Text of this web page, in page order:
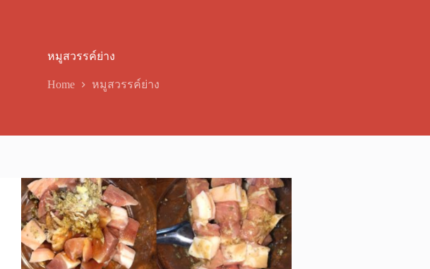
หมูสวรรค์ย่าง
Home หมูสวรรค์ย่าง